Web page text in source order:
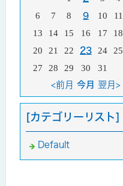
6
7 8 9 10 11
13
14 15 16 17 18
20
21 22 23 24 25
27
28 29 30 31
<前月 今月 翌月>
[カテゴリーリスト]
Default